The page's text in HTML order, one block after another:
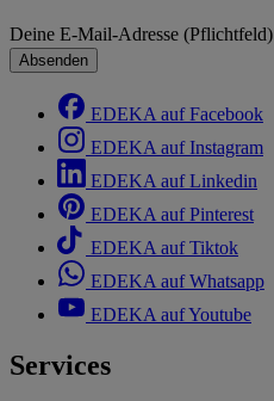
Deine E-Mail-Adresse (Pflichtfeld)
Absenden
EDEKA auf Facebook
EDEKA auf Instagram
EDEKA auf Linkedin
EDEKA auf Pinterest
EDEKA auf Tiktok
EDEKA auf Whatsapp
EDEKA auf Youtube
Services